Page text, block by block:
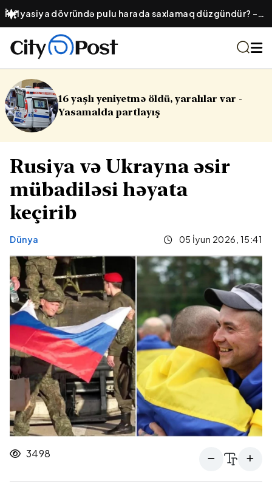
İnflyasiya dövründə pulu harada saxlamaq düzgündür? –
Ənənəvi əmanət, yoxsa qızıl?
yaralılar var -
Cinayət işləri ilə
Rusiya və Ukrayna əsir
mübadiləsi həyata
keçirib
Dünya 05 İyun 2026, 15:41
3498